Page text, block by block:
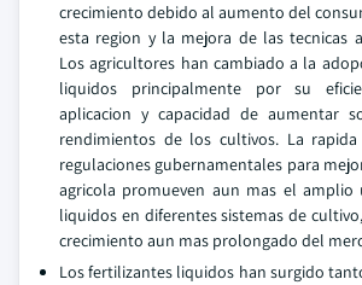
crecimiento debido al aumento del
esta region y la mejora de las tecnicas
Los agricultores han cambiado a la
liquidos principalmente por su
aplicacion y capacidad de aumentar
rendimientos de los cultivos. La
regulaciones gubernamentales para
agricola promueven aun mas el amplio
liquidos en diferentes sistemas de
crecimiento aun mas prolongado del
Los fertilizantes liquidos han surgido